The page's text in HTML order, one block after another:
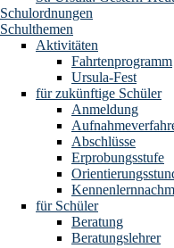
Schulordnungen
Schulthemen
Aktivitäten
Fahrtenprogramm
Ursula-Fest
für zukünftige Schüler
Anmeldung
Abschlüsse
Erprobungsstufe
für Schüler
Beratung
Beratungslehrer